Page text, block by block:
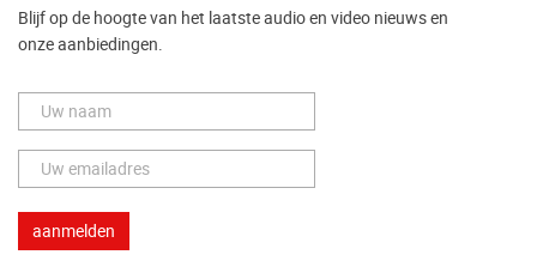
Blijf op de hoogte van het laatste audio en video nieuws en
onze aanbiedingen.